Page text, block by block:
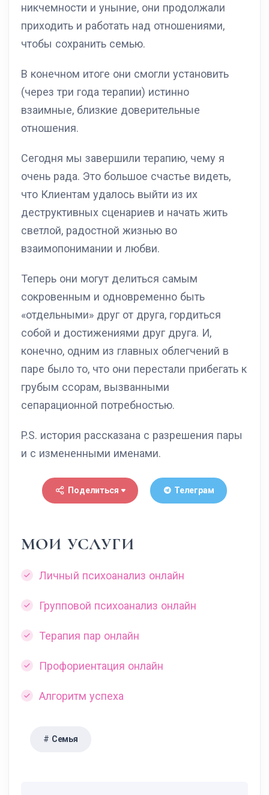
никчемности и уныние, они продолжали
приходить и работать над отношениями,
чтобы сохранить семью.
В конечном итоге они смогли установить
(через три года терапии) истинно
взаимные, близкие доверительные
отношения.
Сегодня мы завершили терапию, чему я
очень рада. Это большое счастье видеть,
что Клиентам удалось выйти из их
деструктивных сценариев и начать жить
светлой, радостной жизнью во
взаимопонимании и любви.
Теперь они могут делиться самым
сокровенным и одновременно быть
«отдельными» друг от друга, гордиться
собой и достижениями друг друга. И,
конечно, одним из главных облегчений в
паре было то, что они перестали прибегать к
грубым ссорам, вызванными
сепарационной потребностью.
P.S. история рассказана с разрешения пары
и с измененными именами.
Поделиться Телеграм
МОИ УСЛУГИ
Личный психоанализ онлайн
Групповой психоанализ онлайн
Терапия пар онлайн
Профориентация онлайн
Алгоритм успеха
Семья